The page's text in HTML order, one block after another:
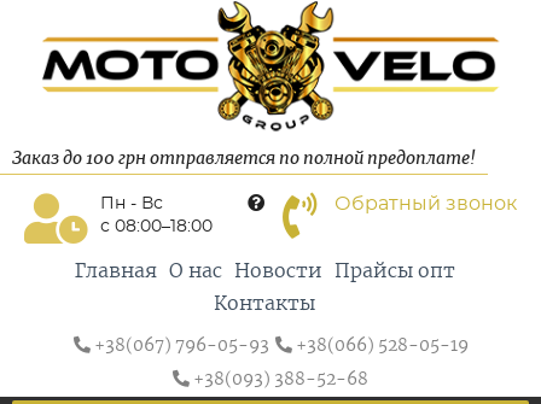
Заказ до 100 грн отправляется по полной предоплате!
Пн - Вс
с 08:00–18:00
Обратный звонок
Главная О нас Новости
Прайсы опт
Контакты
+38(067) 796-05-93
+38(066) 528-05-19
+38(093) 388-52-68